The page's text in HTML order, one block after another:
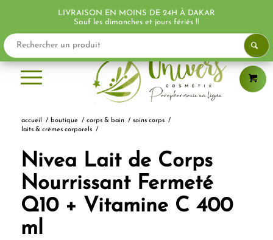
accueil / boutique / corps & bain / soins corps /
laits & crèmes corporels /
PROMO !
Nivea Lait de Corps
Nourrissant Fermeté
Q10 + Vitamine C 400
ml
LIVRAISON EN MOINS DE 24H À DAKAR
Sauf les dimanches et jours fériés !!